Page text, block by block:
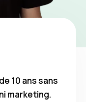
10 ans sans
marketing.